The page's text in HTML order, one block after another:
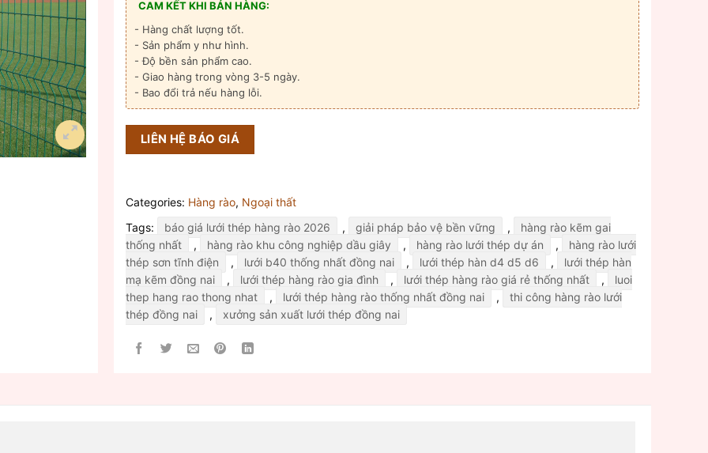
CAM KẾT KHI BÁN HÀNG:
- Hàng chất lượng tốt.
- Sản phẩm y như hình.
- Độ bền sản phẩm cao.
- Giao hàng trong vòng 3-5 ngày.
- Bao đổi trả nếu hàng lỗi.
LIÊN HỆ BÁO GIÁ
Categories: Hàng rào, Ngoại thất
Tags:
báo giá lưới thép hàng rào 2026 , giải pháp bảo vệ bền vững ,
hàng rào kẽm gai
thống nhất
, hàng rào khu công nghiệp dầu giây , hàng rào lưới thép dự án ,
hàng rào lưới
thép sơn tĩnh điện
, lưới b40 thống nhất đồng nai , lưới thép hàn d4 d5 d6 ,
lưới thép hàn
mạ kẽm đồng nai
, lưới thép hàng rào gia đình , lưới thép hàng rào giá rẻ thống nhất ,
luoi
thep hang rao thong nhat
, lưới thép hàng rào thống nhất đồng nai ,
thi công hàng rào lưới
thép đồng nai
, xưởng sản xuất lưới thép đồng nai